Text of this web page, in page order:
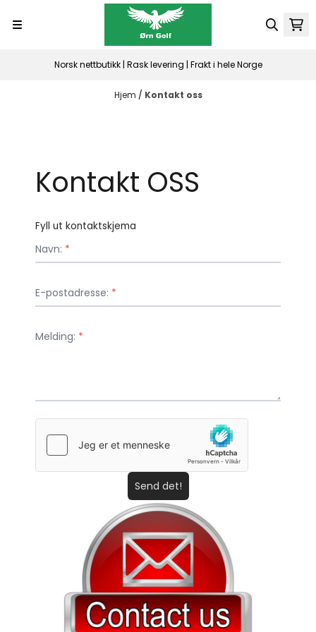
Norsk nettbutikk | Rask levering | Frakt i hele Norge
Hjem / Kontakt oss
Kontakt OSS
Fyll ut kontaktskjema
Navn: *
E-postadresse: *
Melding: *
Send det!